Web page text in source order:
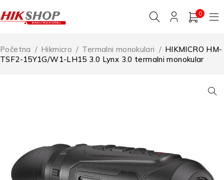
0
Početna / Hikmicro / Termalni monokulari / HIKMICRO HM-
TSF2-15Y1G/W1-LH15 3.0 Lynx 3.0 termalni monokular